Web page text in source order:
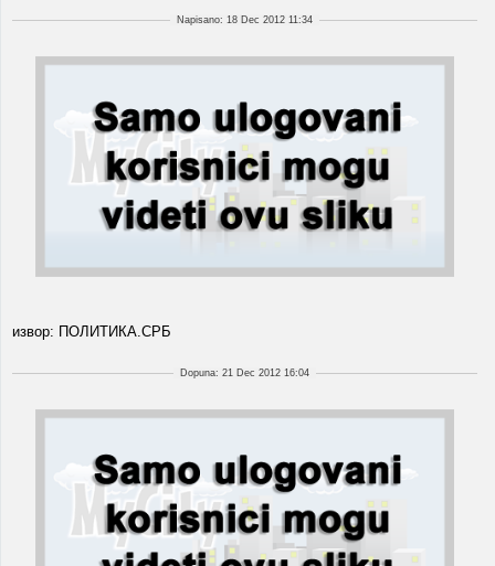
Napisano: 18 Dec 2012 11:34
извор: ПОЛИТИКА.СРБ
Dopuna: 21 Dec 2012 16:04